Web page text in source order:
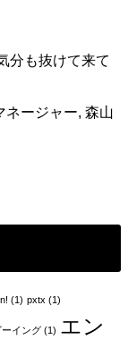
大
分も抜けて来て
ネージャー, 森山
(1) pxtx (1)
ーイング (1) エン